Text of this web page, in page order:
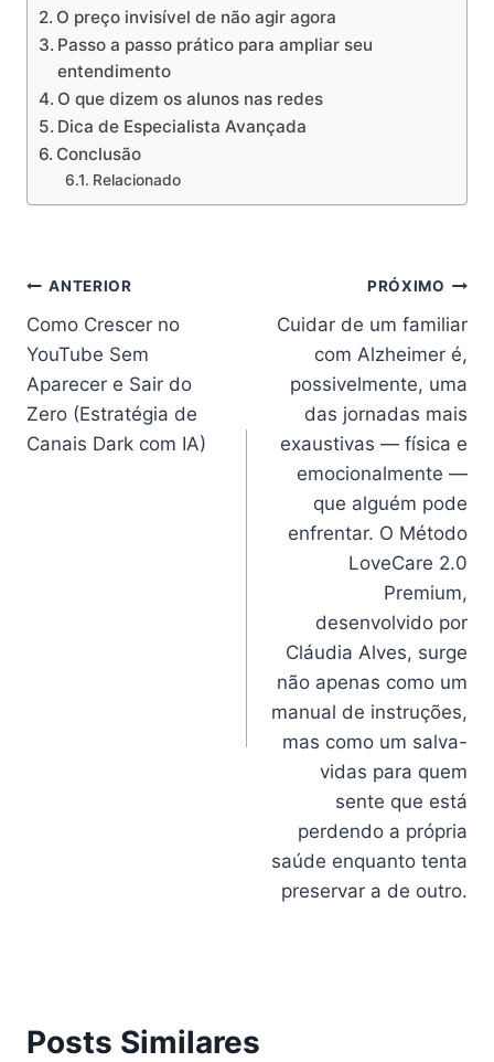
O preço invisível de não agir agora
Passo a passo prático para ampliar seu
entendimento
O que dizem os alunos nas redes
Dica de Especialista Avançada
Conclusão
Relacionado
Navegação
de
Post
ANTERIOR
Como Crescer no
YouTube Sem
Aparecer e Sair do
Zero (Estratégia de
Canais Dark com IA)
PRÓXIMO
Cuidar de um familiar
com Alzheimer é,
possivelmente, uma
das jornadas mais
exaustivas — física e
emocionalmente —
que alguém pode
enfrentar. O Método
LoveCare 2.0
Premium,
desenvolvido por
Cláudia Alves, surge
não apenas como um
manual de instruções,
mas como um salva-
vidas para quem
sente que está
perdendo a própria
saúde enquanto tenta
preservar a de outro.
Posts Similares